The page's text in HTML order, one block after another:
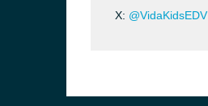
X: @VidaKidsEDV